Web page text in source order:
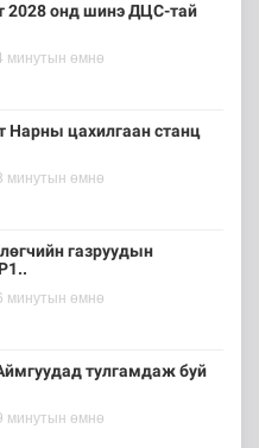
2028 онд шинэ ДЦС-тай
минутын өмнө
Нарны цахилгаан станц
минутын өмнө
газруудын
минутын өмнө
тулгамдаж буй
минутын өмнө